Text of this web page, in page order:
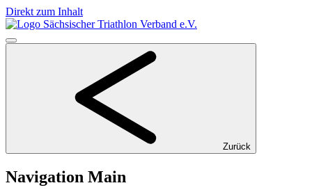
Direkt zum Inhalt
Zurück
Navigation Main